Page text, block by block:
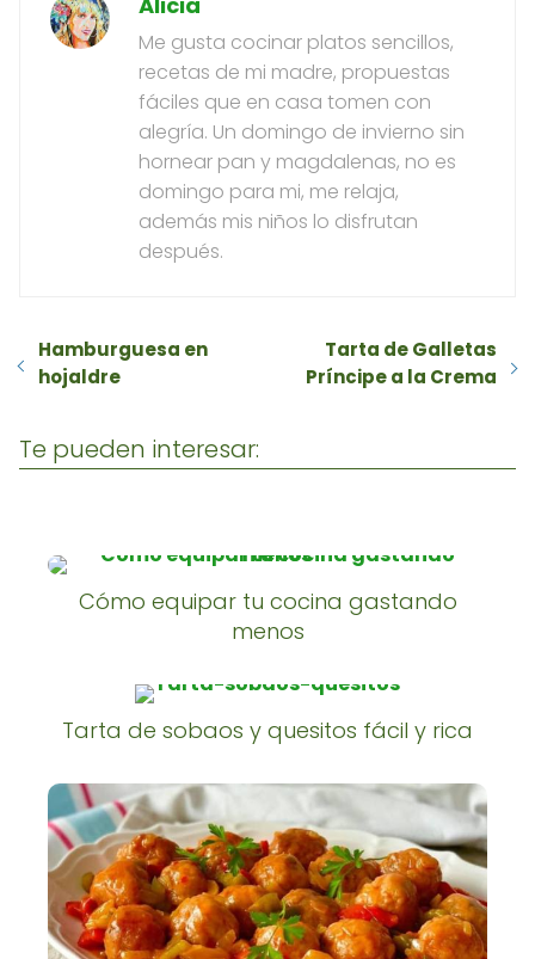
Me gusta cocinar platos sencillos,
recetas de mi madre, propuestas
fáciles que en casa tomen con
alegría. Un domingo de invierno sin
hornear pan y magdalenas, no es
domingo para mi, me relaja,
además mis niños lo disfrutan
después.
Hamburguesa en
hojaldre
Tarta de Galletas
Príncipe a la Crema
Te pueden interesar:
Cómo equipar tu cocina gastando
menos
Tarta de sobaos y quesitos fácil y rica